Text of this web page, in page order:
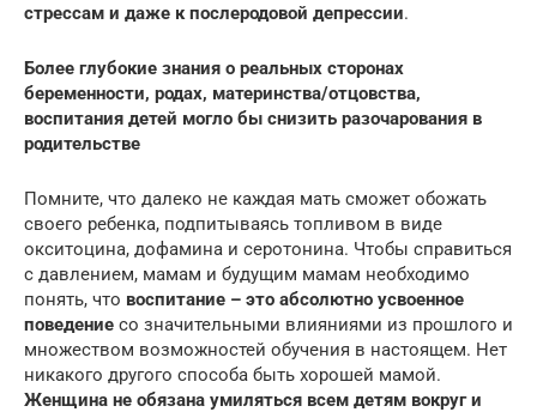
стрессам и даже к послеродовой депрессии.
Более глубокие знания о реальных сторонах
беременности, родах, материнства/отцовства,
воспитания детей могло бы снизить разочарования в
родительстве
Помните, что далеко не каждая мать сможет обожать
своего ребенка, подпитываясь топливом в виде
окситоцина, дофамина и серотонина. Чтобы справиться
с давлением, мамам и будущим мамам необходимо
понять, что воспитание – это абсолютно усвоенное
поведение со значительными влияниями из прошлого и
множеством возможностей обучения в настоящем. Нет
никакого другого способа быть хорошей мамой.
Женщина не обязана умиляться всем детям вокруг и